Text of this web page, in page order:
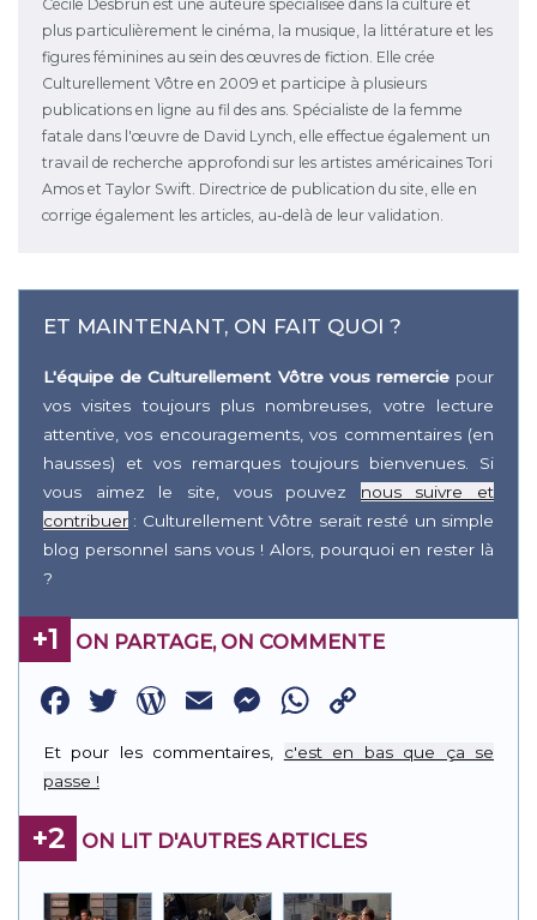
Cécile Desbrun est une auteure spécialisée dans la culture et
plus particulièrement le cinéma, la musique, la littérature et les
figures féminines au sein des œuvres de fiction. Elle crée
Culturellement Vôtre en 2009 et participe à plusieurs
publications en ligne au fil des ans. Spécialiste de la femme
fatale dans l'œuvre de David Lynch, elle effectue également un
travail de recherche approfondi sur les artistes américaines Tori
Amos et Taylor Swift. Directrice de publication du site, elle en
corrige également les articles, au-delà de leur validation.
ET MAINTENANT, ON FAIT QUOI ?
L'équipe de Culturellement Vôtre vous remerciepour
vos visites toujours plus nombreuses, votre lecture
attentive, vos encouragements, vos commentaires (en
hausses) et vos remarques toujours bienvenues. Si
vous aimez le site, vous pouvez nous suivre et
contribuer : Culturellement Vôtre serait resté un simple
blog personnel sans vous ! Alors, pourquoi en rester là
?
+1 ON PARTAGE, ON COMMENTE
Facebook
Twitter
WordPress
EmailMessenger
WhatsApp
Link
Et pour les commentaires, c'est en bas que ça se
passe !
+2 ON LIT D'AUTRES ARTICLES